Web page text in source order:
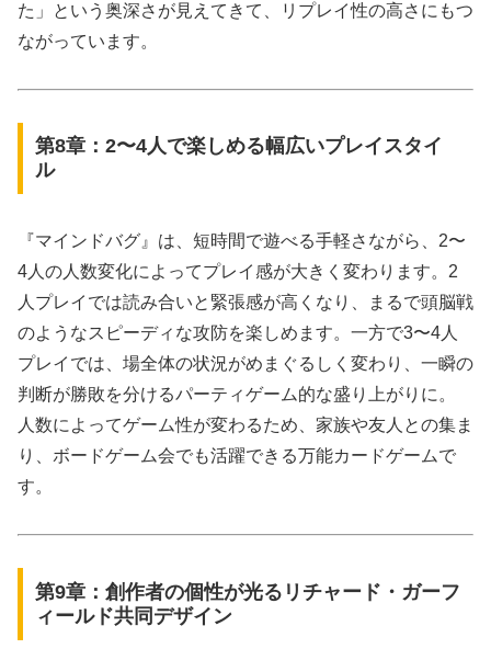
た」という奥深さが見えてきて、リプレイ性の高さにもつ
ながっています。
第8章：2〜4人で楽しめる幅広いプレイスタイ
ル
『マインドバグ』は、短時間で遊べる手軽さながら、2〜
4人の人数変化によってプレイ感が大きく変わります。2
人プレイでは読み合いと緊張感が高くなり、まるで頭脳戦
のようなスピーディな攻防を楽しめます。一方で3〜4人
プレイでは、場全体の状況がめまぐるしく変わり、一瞬の
判断が勝敗を分けるパーティゲーム的な盛り上がりに。
人数によってゲーム性が変わるため、家族や友人との集ま
り、ボードゲーム会でも活躍できる万能カードゲームで
す。
第9章：創作者の個性が光るリチャード・ガーフ
ィールド共同デザイン